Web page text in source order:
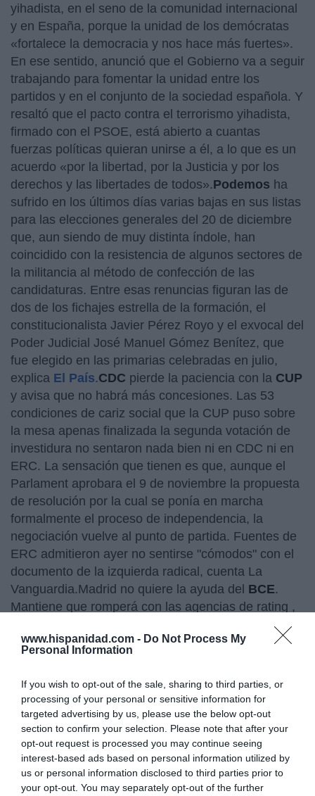
www.hispanidad.com - Do Not Process My
Personal Information
If you wish to opt-out of the sale, sharing to third parties, or
processing of your personal or sensitive information for
targeted advertising by us, please use the below opt-out
section to confirm your selection. Please note that after your
opt-out request is processed you may continue seeing
interest-based ads based on personal information utilized by
us or personal information disclosed to third parties prior to
your opt-out. You may separately opt-out of the further
yihadista, en el seno de la comunidad internacional
y en España, porque la unidad de los demócratas
«fortalece la democracia y nos hace más fuertes».
En ese sentido, anunció que el Gobierno va a seguir
trabajando para fomentar la unidad entre los
partidos y en el conjunto de la sociedad española. Y
resaltó que el pacto contra el terrorismo yihadista,
firmado con el PSOE, está abierto a cuantas
fuerzas políticas quieran unirse a él, a lo que es un
acuerdo «por la libertad, por la Justicia y por los
derechos y las libertades de todos».Podemos ha
sufrido en los últimos días varias bajas en sus listas
para las elecciones generales del 20 de diciembre
que, aun siendo de muy distinta índole, han
coincidido con la resistencia de algunos sectores de
la militancia al método de confección de las
candidaturas. Entre esas renuncias figuran las de
dos de los fichajes estrella de la formación, el
constitucionalista Javier Pérez Royo y el exvocal del
Poder Judicial José Manuel Gómez Benítez, que
fue elegido en las primarias celebradas en julio,
explica El País.CDC pierde la paciencia con la CUP
y avisa que no habrá más concesiones. Las 53
condiciones de cariz social que la CUP puso sobre
la mesa apenas finalizada la segunda votación de
investidura no sentaron nada bien ni en CDC ni en
ERC. La sensación que tienen es que, aunque el
Parlament aprobara el 9 de noviembre la propuesta
de resolución por la cual se ponía en marcha
formalmente el proceso de independencia, la
negociación vuelve al punto de partida. Fuentes de
ERC admitieron ayer no sentirse "cómodos" con el
documento de la izquierda radical, cuenta La
Vanguardia.Madrid no quiere la ayuda del BCE.
Mantiene que romperá con las agencias de rating ,
situación incompatible con la posible compra de
deuda, explica El Mundo.Ahogo financiero de
comprar su deuda. «El mercado es inalcanzable y si
el Estado no transfiere recursos, quebrará», admite
Convergència, destaca El Mundo.El presidente del
grupo constructor Copisa, Josep Cornadó, aseguró
ayer ante el juez de la Audiencia Nacional José de
la Mata que Jordi Pujol Ferrusola
, primogénito del